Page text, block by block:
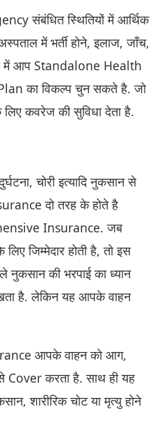
संबंधित स्थितियों में आर्थिक
में भर्ती होने, इलाज, जाँच,
में आप Standalone Health
का विकल्प चुन सकते है. जो
कवरेज की सुविधा देता है.
चोरी इत्यादि नुकसान से
दो तरह के होते है
Insurance. जब
जिम्मेदार होती है, तो इस
नुकसान की भरपाई का ध्यान
है. लेकिन यह आपके वाहन
आपके वाहन को आग,
Cover करता है. साथ ही यह
शारीरिक चोट या मृत्यु होने